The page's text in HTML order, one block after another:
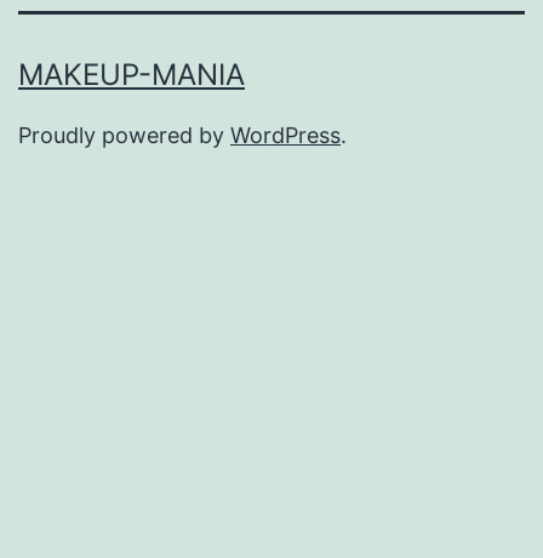
MAKEUP-MANIA
Proudly powered by WordPress.